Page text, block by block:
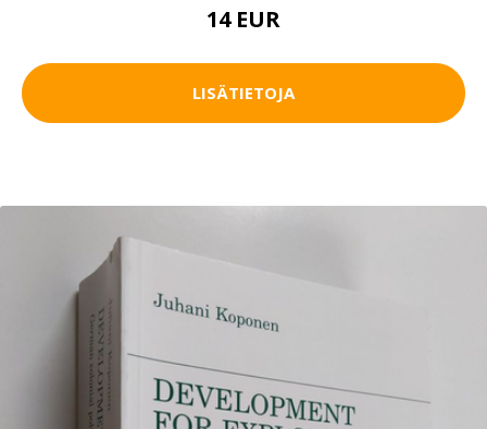
14 EUR
LISÄTIETOJA